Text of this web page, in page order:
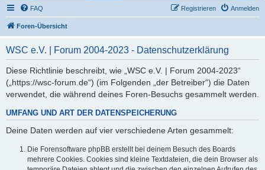
FAQ Anmelden
Registrieren
Foren-Übersicht
WSC e.V. | Forum 2004-2023 - Datenschutzerklärung
Diese Richtlinie beschreibt, wie „WSC e.V. | Forum 2004-2023“
(„https://wsc-forum.de“) (im Folgenden „der Betreiber“) die Daten
verwendet, die während deines Foren-Besuchs gesammelt werden.
UMFANG UND ART DER DATENSPEICHERUNG
Deine Daten werden auf vier verschiedene Arten gesammelt:
Die Forensoftware phpBB erstellt bei deinem Besuch des Boards
mehrere Cookies. Cookies sind kleine Textdateien, die dein Browser als